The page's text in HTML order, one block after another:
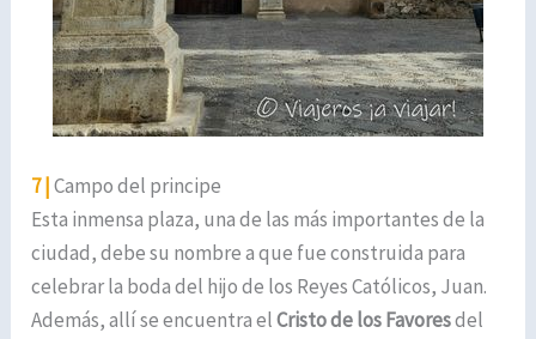
7 |Campo del principe
Esta inmensa plaza, una de las más importantes de la
ciudad, debe su nombre a que fue construida para
celebrar la boda del hijo de los Reyes Católicos, Juan.
Además, allí se encuentra elCristo de los Favoresdel